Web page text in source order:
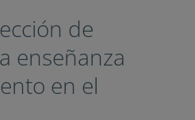
de
enseñanza
en el